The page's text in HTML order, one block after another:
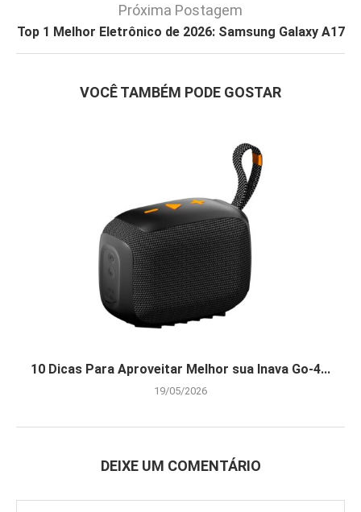
Próxima Postagem
Top 1 Melhor Eletrônico de 2026: Samsung Galaxy A17
VOCÊ TAMBÉM PODE GOSTAR
10 Dicas Para Aproveitar Melhor sua Inava Go-4...
19/05/2026
DEIXE UM COMENTÁRIO